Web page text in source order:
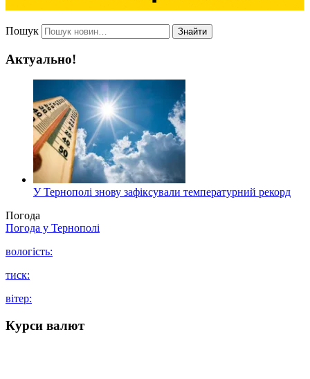
Пошук Знайти
Актуально!
У Тернополі знову зафіксували температурний рекорд
Погода
Погода у Тернополі
вологість:
тиск:
вітер:
Курси валют